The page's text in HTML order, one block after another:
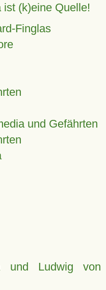
ist (k)eine Quelle!
Finglas
und Gefährten
und Ludwig von